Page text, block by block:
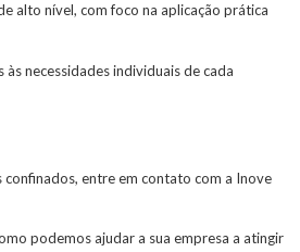
alto nível, com foco na aplicação prática
necessidades individuais de cada
confinados, entre em contato com a Inove
podemos ajudar a sua empresa a atingir